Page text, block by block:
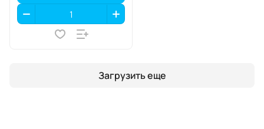
Загрузить еще